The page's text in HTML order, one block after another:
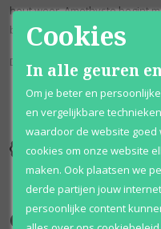
hout weer. Amethyste begint
bulgaar, met een zachte basis
Deze geur staat bekend als:
tot wel 70%
Onze merken
Cookies
In alle geuren
Om je beter en
en vergelijkbare
waardoor de website goed
cookies om onze website
maken. Ook plaatsen we
derde partijen jouw
persoonlijke content